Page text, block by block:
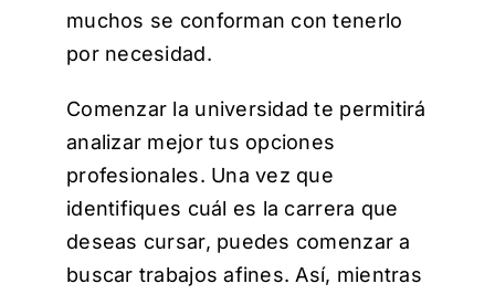
muchos se conforman con tenerlo
por necesidad.
Comenzar la universidad te permitirá
analizar mejor tus opciones
profesionales. Una vez que
identifiques cuál es la carrera que
deseas cursar, puedes comenzar a
buscar trabajos afines. Así, mientras